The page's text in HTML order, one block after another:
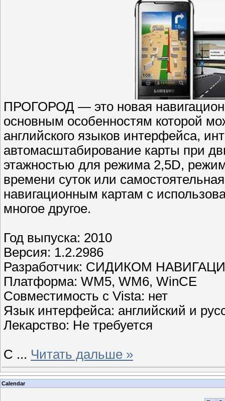
ПРОГОРОД — это новая
основным особенностям которой
английского языков интерфейса,
автомасштабирование карты при
этажностью для режима 2,5D,
времени суток или
навигационным картам с
многое другое.
Год выпуска: 2010
Версия: 1.2.2986
Разработчик: СИДИКОМ
Платформа: WM5, WM6, WinCE
Совместимость с Vista: нет
Язык интерфейса: английский и
Лекарство: Не требуется
С ... Читать дальше »
Calendar